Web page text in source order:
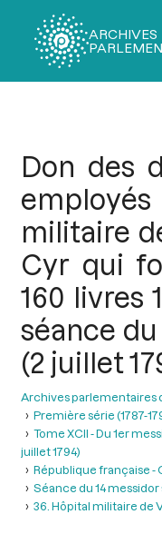
ARCHIVES
Don des
militaire
Cyr qui
160 livres
séance
(2 juillet
Archives parlementaires
Première série (1787-
Tome XCII - Du 1er
juillet 1794)
République française -
Séance du 14 messidor
36. Hôpital militaire de